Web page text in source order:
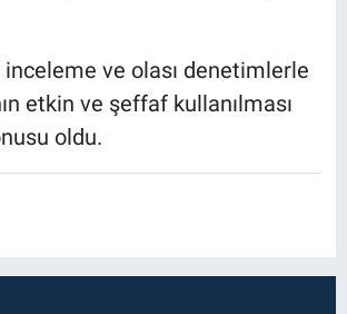
inceleme ve olası denetimlerle
etkin ve şeffaf kullanılması
oldu.